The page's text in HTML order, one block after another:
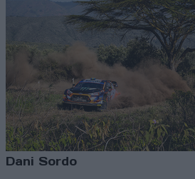
Dani Sordo